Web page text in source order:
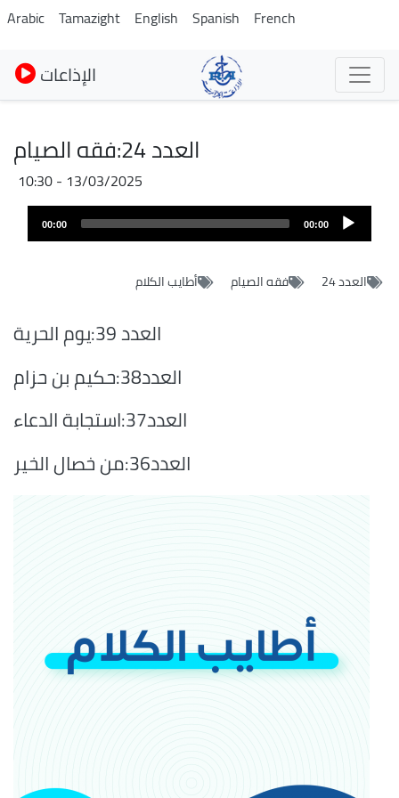
Skip
to
main
content
Arabic Tamazight English Spanish French
الإذاعات
العدد 24:فقه الصيام
13/03/2025 - 10:30
Fichier
audio
00:00
00:00
العدد 24 فقه الصيام أطايب الكلام
العدد 39:يوم الحرية
العدد38:حكيم بن حزام
العدد37:استجابة الدعاء
العدد36:من خصال الخير